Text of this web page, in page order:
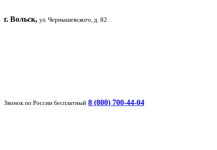
г. Вольск, ул. Чернышевского, д. 82
Звонок по России бесплатный 8 (800) 700-44-04